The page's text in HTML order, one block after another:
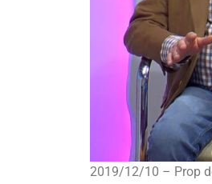
2019/12/10 – Prop